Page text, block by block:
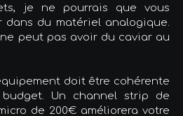
je ne pourrais que vous
dans du matériel analogique.
ne peut pas avoir du caviar au
doit être cohérente
Un channel strip de
de 200€ améliorera votre